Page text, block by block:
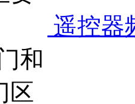
遥控器